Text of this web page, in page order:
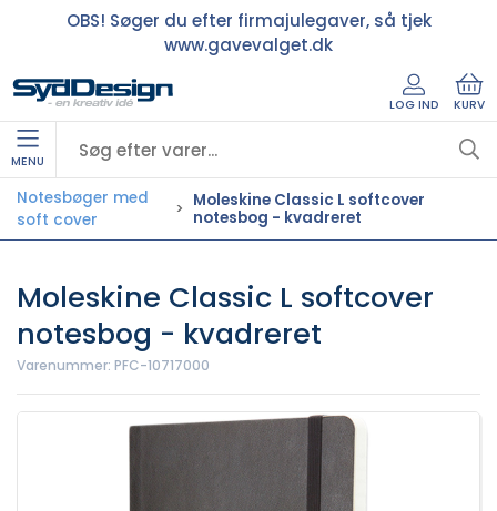
OBS! Søger du efter firmajulegaver, så tjek
www.gavevalget.dk
LOG IND KURV
MENU
Notesbøger med
soft cover
Moleskine Classic L softcover
notesbog - kvadreret
Moleskine Classic L softcover
notesbog - kvadreret
Varenummer: PFC-10717000